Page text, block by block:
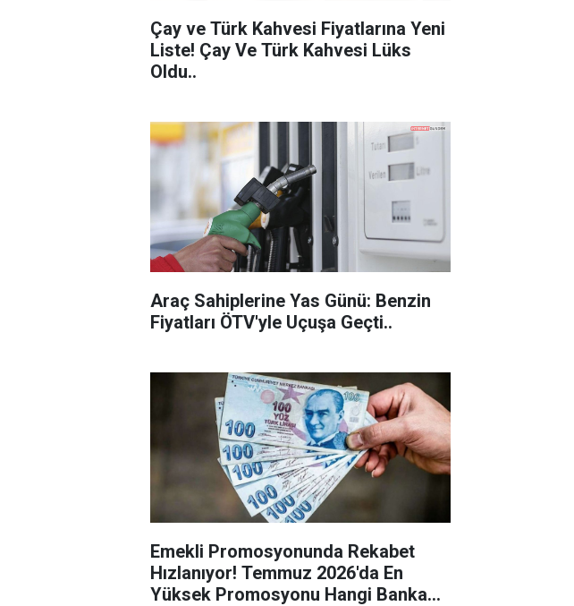
Çay ve Türk Kahvesi Fiyatlarına Yeni
Liste! Çay Ve Türk Kahvesi Lüks
Oldu..
Araç Sahiplerine Yas Günü: Benzin
Fiyatları ÖTV'yle Uçuşa Geçti..
Emekli Promosyonunda Rekabet
Hızlanıyor! Temmuz 2026'da En
Yüksek Promosyonu Hangi Banka